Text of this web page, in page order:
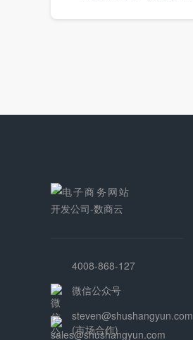
4008-868-127
微信公众号
steven@shushangyun.com
(市场合作)